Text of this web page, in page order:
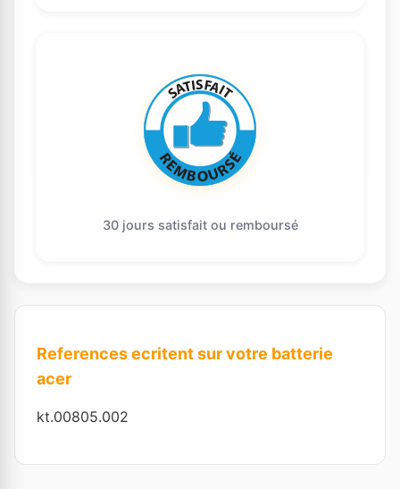
30 jours satisfait ou remboursé
References ecritent sur votre batterie
acer
kt.00805.002